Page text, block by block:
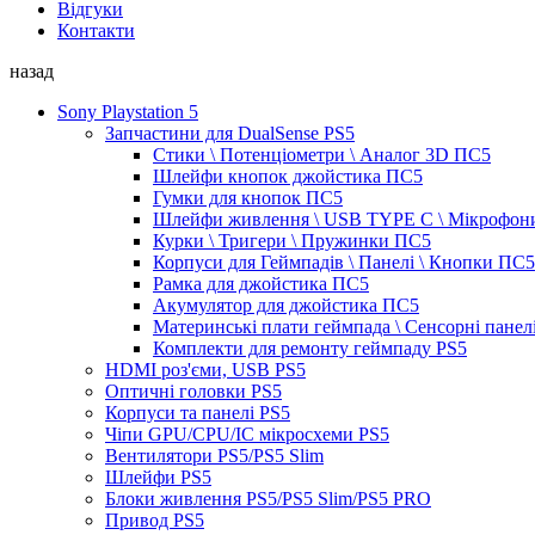
Відгуки
Контакти
назад
Sony Playstation 5
Запчастини для DualSense PS5
Стики \ Потенціометри \ Аналог 3D ПС5
Шлейфи кнопок джойстика ПС5
Гумки для кнопок ПС5
Шлейфи живлення \ USB TYPE C \
Курки \ Тригери \ Пружинки ПС5
Корпуси для Геймпадів \ Панелі \ Кнопки ПС5
Рамка для джойстика ПС5
Акумулятор для джойстика ПС5
Материнські плати геймпада \ Сенсорні
Комплекти для ремонту геймпаду PS5
HDMI роз'єми, USB PS5
Оптичні головки PS5
Корпуси та панелі PS5
Чіпи GPU/CPU/IC мікросхеми PS5
Вентилятори PS5/PS5 Slim
Шлейфи PS5
Блоки живлення PS5/PS5 Slim/PS5 PRO
Привод PS5